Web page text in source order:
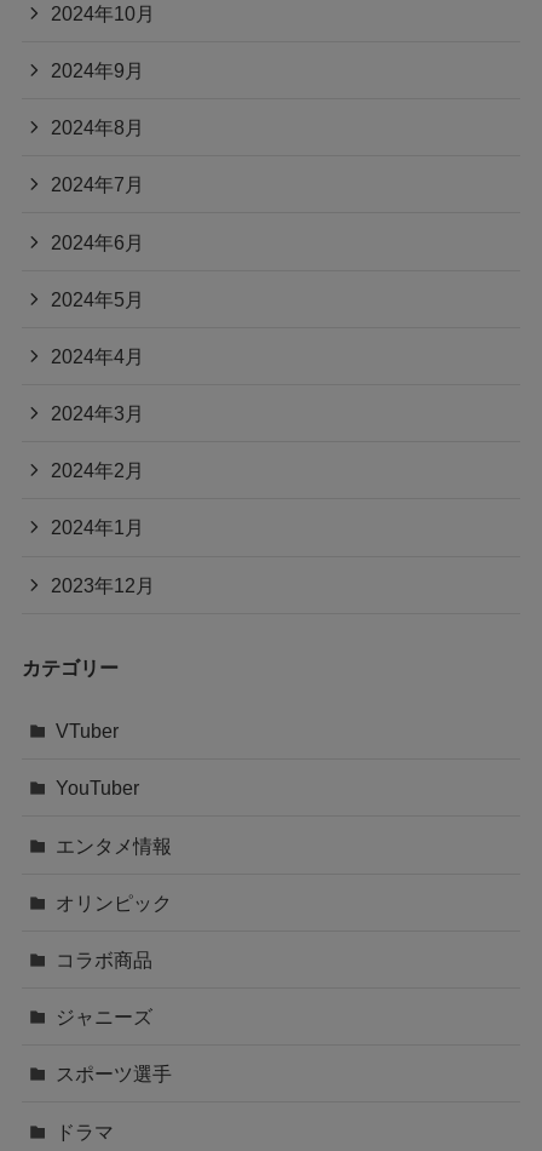
2024年10月
2024年9月
2024年8月
2024年7月
2024年6月
2024年5月
2024年4月
2024年3月
2024年2月
2024年1月
2023年12月
カテゴリー
VTuber
YouTuber
エンタメ情報
オリンピック
コラボ商品
ジャニーズ
スポーツ選手
ドラマ